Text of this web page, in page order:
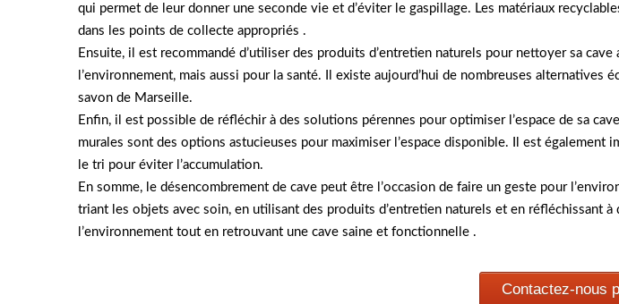
qui permet de leur donner une seconde vie et d’éviter le gaspillage. Les matériaux
dans les points de collecte appropriés .
Ensuite, il est recommandé d’utiliser des produits d’entretien naturels pour nettoyer sa
l’environnement, mais aussi pour la santé. Il existe aujourd’hui de nombreuses
savon de Marseille.
Enfin, il est possible de réfléchir à des solutions pérennes pour optimiser l’espace de sa
murales sont des options astucieuses pour maximiser l’espace disponible. Il est
le tri pour éviter l’accumulation.
En somme, le désencombrement de cave peut être l’occasion de faire un geste pour
triant les objets avec soin, en utilisant des produits d’entretien naturels et en réfléchissant
l’environnement tout en retrouvant une cave saine et fonctionnelle .
Contactez-nous